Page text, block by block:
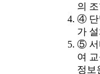
의
④ 단
가
⑤ 서
여
정보